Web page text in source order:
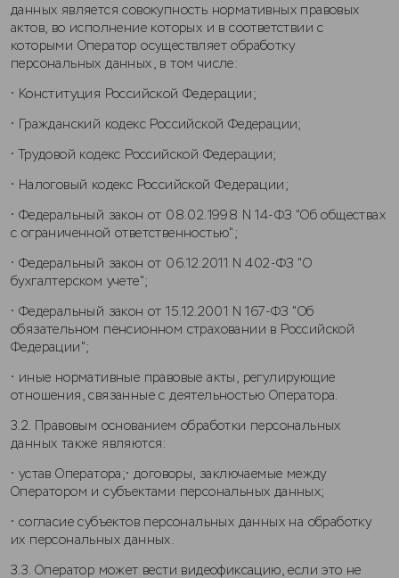
данных является совокупность нормативных правовых
актов, во исполнение которых и в соответствии с
которыми Оператор осуществляет обработку
персональных данных, в том числе:
• Конституция Российской Федерации;
• Гражданский кодекс Российской Федерации;
• Трудовой кодекс Российской Федерации;
• Налоговый кодекс Российской Федерации;
• Федеральный закон от 08.02.1998 N 14-ФЗ "Об обществах
с ограниченной ответственностью";
• Федеральный закон от 06.12.2011 N 402-ФЗ "О
бухгалтерском учете";
• Федеральный закон от 15.12.2001 N 167-ФЗ "Об
обязательном пенсионном страховании в Российской
Федерации";
• иные нормативные правовые акты, регулирующие
отношения, связанные с деятельностью Оператора.
3.2. Правовым основанием обработки персональных
данных также являются:
• устав Оператора;• договоры, заключаемые между
Оператором и субъектами персональных данных;
• согласие субъектов персональных данных на обработку
их персональных данных.
3.3. Оператор может вести видеофиксацию, если это не